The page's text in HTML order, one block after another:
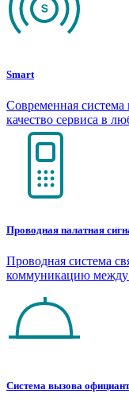
Smart
Современная система
качество сервиса в
Проводная палатная
Проводная система
коммуникацию между
Система вызова